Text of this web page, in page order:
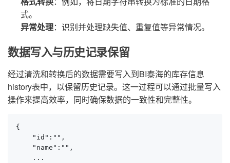
式。
异常处理：识别并处理缺失值、重复值等异常情况。
数据写入与历史记录保留
经过清洗和转换后的数据需要写入到BI泰海的库存信息
history表中，以保留历史记录。这一过程可以通过批量写入
操作来提高效率，同时确保数据的一致性和完整性。
{
    "id":"",
    "name":"",
    ...